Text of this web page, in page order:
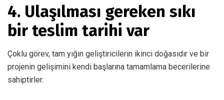
4. Ulaşılması gereken sıkı
bir teslim tarihi var
Çoklu görev, tam yığın geliştiricilerin ikinci doğasıdır ve bir
projenin gelişimini kendi başlarına tamamlama becerilerine
sahiptirler.